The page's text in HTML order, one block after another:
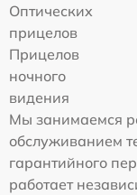
Оптических
прицелов
Прицелов
ночного
видения
Мы занимаемся
обслуживанием
гарантийного
работает